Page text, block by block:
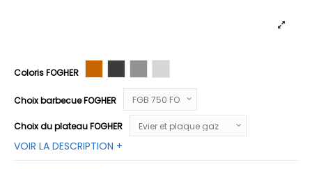
Coloris FOGHER
Choix barbecue FOGHER
Choix du plateau FOGHER
VOIR LA DESCRIPTION +